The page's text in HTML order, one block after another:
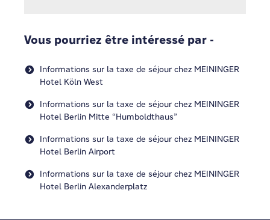
Vous pourriez être intéressé par -
Informations sur la taxe de séjour chez MEININGER
Hotel Köln West
Informations sur la taxe de séjour chez MEININGER
Hotel Berlin Mitte “Humboldthaus”
Informations sur la taxe de séjour chez MEININGER
Hotel Berlin Airport
Informations sur la taxe de séjour chez MEININGER
Hotel Berlin Alexanderplatz